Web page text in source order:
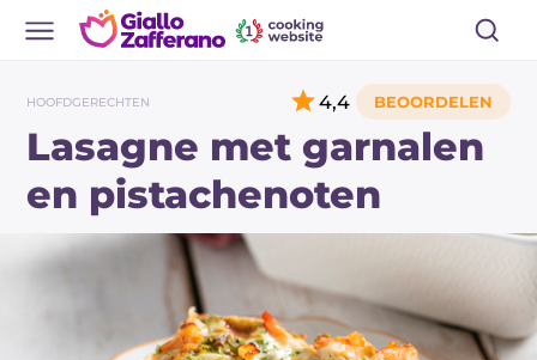
HOOFDGERECHTEN
Lasagne met garnalen
en pistachenoten
4,4